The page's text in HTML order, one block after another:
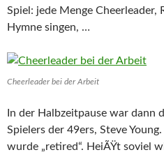
Spiel: jede Menge Cheerleader,
Hymne singen, …
Cheerleader bei der Arbeit
In der Halbzeitpause war dann
Spielers der 49ers, Steve
wurde „retired“. HeiÃŸt soviel